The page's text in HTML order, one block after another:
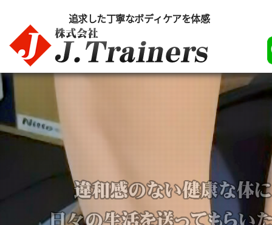
追求した丁寧なボディケアを体感